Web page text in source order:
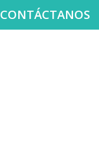
CONTÁCTANOS